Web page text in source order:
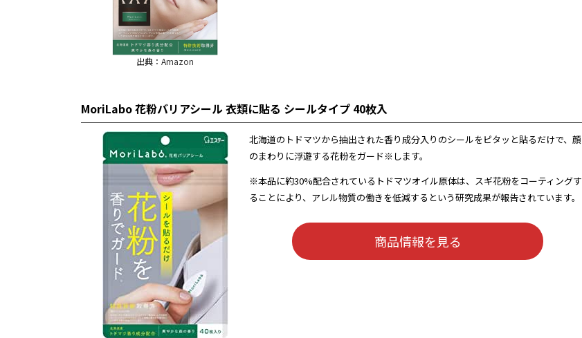
出典：Amazon
MoriLabo 花粉バリアシール 衣類に貼る シールタイプ 40枚入
北海道のトドマツから抽出された香り成分入りのシールをピタッと貼るだけで、顔
のまわりに浮遊する花粉をガード※します。
※本品に約30%配合されているトドマツオイル原体は、スギ花粉をコーティングす
ることにより、アレル物質の働きを低減するという研究成果が報告されています。
商品情報を見る